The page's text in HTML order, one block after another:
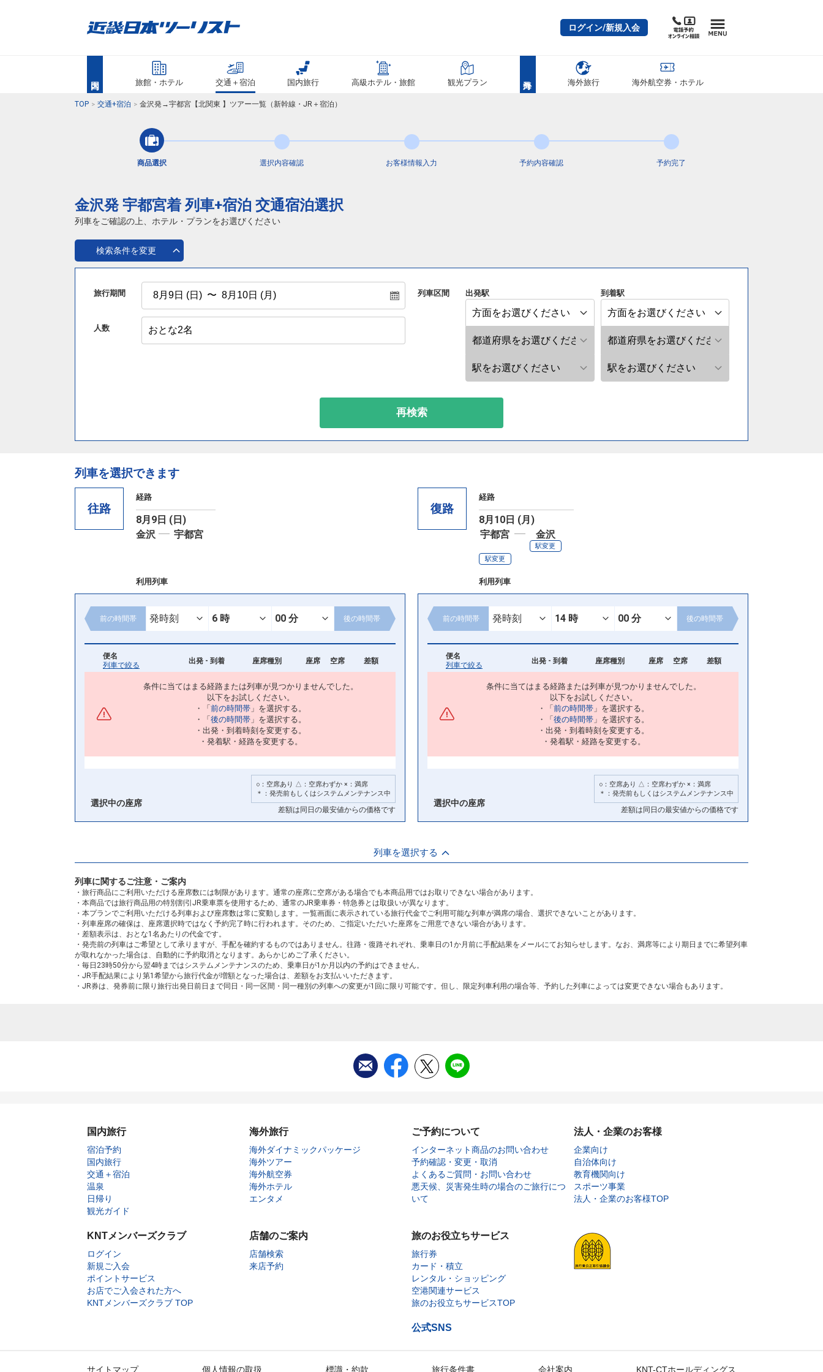
ログイン/新規入会
旅館・ホテル 交通＋宿泊 国内旅行 高級ホテル・旅館 観光プラン 海外旅行 海外航空券・ホテル
TOP 交通+宿泊 金沢発→宇都宮【北関東 】ツアー一覧（新幹線・JR＋宿泊）
商品選択 選択内容確認 お客様情報 入力 予約内容確認 予約完了
金沢発 宇都宮着 列車+宿泊 交通宿泊選択
列車をご確認の上、ホテル・プランをお選びください
検索条件を変更
旅行期間
人数
列車区間 出発駅 到着駅
再検索
列車を選択できます
往路
経路
8月9日 (日)
金沢
宇都宮
利用列車
前の時間帯 後の時間帯
便名
列車で絞る
出発 - 到着 座席種別 座席 空席 差額
条件に当てはまる経路または列車が見つかりませんでした。
以下をお試しください。
・「 前の時間帯 」を選択する。
・「 後の時間帯 」を選択する。
・出発・到着時刻を変更する。
・発着駅・経路を変更する。
○：空席あり △：空席わずか ×：満席
＊：発売前もしくはシステムメンテナンス中
差額は同日の最安値からの価格です
選択中の座席
復路
経路
8月10日 (月)
宇都宮
駅変更
金沢
駅変更
利用列車
前の時間帯 後の時間帯
便名
列車で絞る
出発 - 到着 座席種別 座席 空席 差額
条件に当てはまる経路または列車が見つかりませんでした。
以下をお試しください。
・「 前の時間帯 」を選択する。
・「 後の時間帯 」を選択する。
・出発・到着時刻を変更する。
・発着駅・経路を変更する。
○：空席あり △：空席わずか ×：満席
＊：発売前もしくはシステムメンテナンス中
差額は同日の最安値からの価格です
選択中の座席
列車を選択する
列車に関するご注意・ご案内
・旅行商品にご利用いただける座席数には制限があります。通常の座席に空席がある場合でも本商品用ではお取りできない場合があります。
・本商品では旅行商品用の特別割引JR乗車票を使用するため、通常のJR乗車券・特急券とは取扱いが異なります。
・本プランでご利用いただける列車および座席数は常に変動します。一覧画面に表示されている旅行代金でご利用可能な列車が満席の場合、選択できないことがあります。
・列車座席の確保は、座席選択時ではなく予約完了時に行われます。そのため、ご指定いただいた座席をご用意できない場合があります。
・差額表示は、おとな1名あたりの代金です。
・発売前の列車はご希望として承りますが、手配を確約するものではありません。往路・復路それぞれ、乗車日の1か月前に手配結果をメールにてお知らせします。なお、満席等により期日までに希望列車
が取れなかった場合は、自動的に予約取消となります。あらかじめご了承ください。
・毎日23時50分から翌4時まではシステムメンテナンスのため、乗車日が1か月以内の予約はできません。
・JR手配結果により第1希望から旅行代金が増額となった場合は、差額をお支払いいただきます。
・JR券は、発券前に限り旅行出発日前日まで同日・同一区間・同一種別の列車への変更が1回に限り可能です。但し、限定列車利用の場合等、予約した列車によっては変更できない場合もあります。
国内旅行
宿泊予約
国内旅行
交通＋宿泊
温泉
日帰り
観光ガイド
海外旅行
海外ダイナミックパッケージ
海外ツアー
海外航空券
海外ホテル
エンタメ
ご予約について
インターネット商品のお問い合わせ
予約確認・変更・取消
よくあるご質問・お問い合わせ
悪天候、災害発生時の場合のご旅行につ
いて
法人・企業のお客様
企業向け
自治体向け
教育機関向け
スポーツ事業
法人・企業のお客様TOP
KNTメンバーズクラブ
ログイン
新規ご入会
ポイントサービス
お店でご入会された方へ
KNTメンバーズクラブ TOP
店舗のご案内
店舗検索
来店予約
旅のお役立ちサービス
旅行券
カード・積立
レンタル・ショッピング
空港関連サービス
旅のお役立ちサービスTOP
公式SNS
サイトマップ 個人情報の取扱 標識・約款 旅行条件書 会社案内 KNT-CTホールディングス